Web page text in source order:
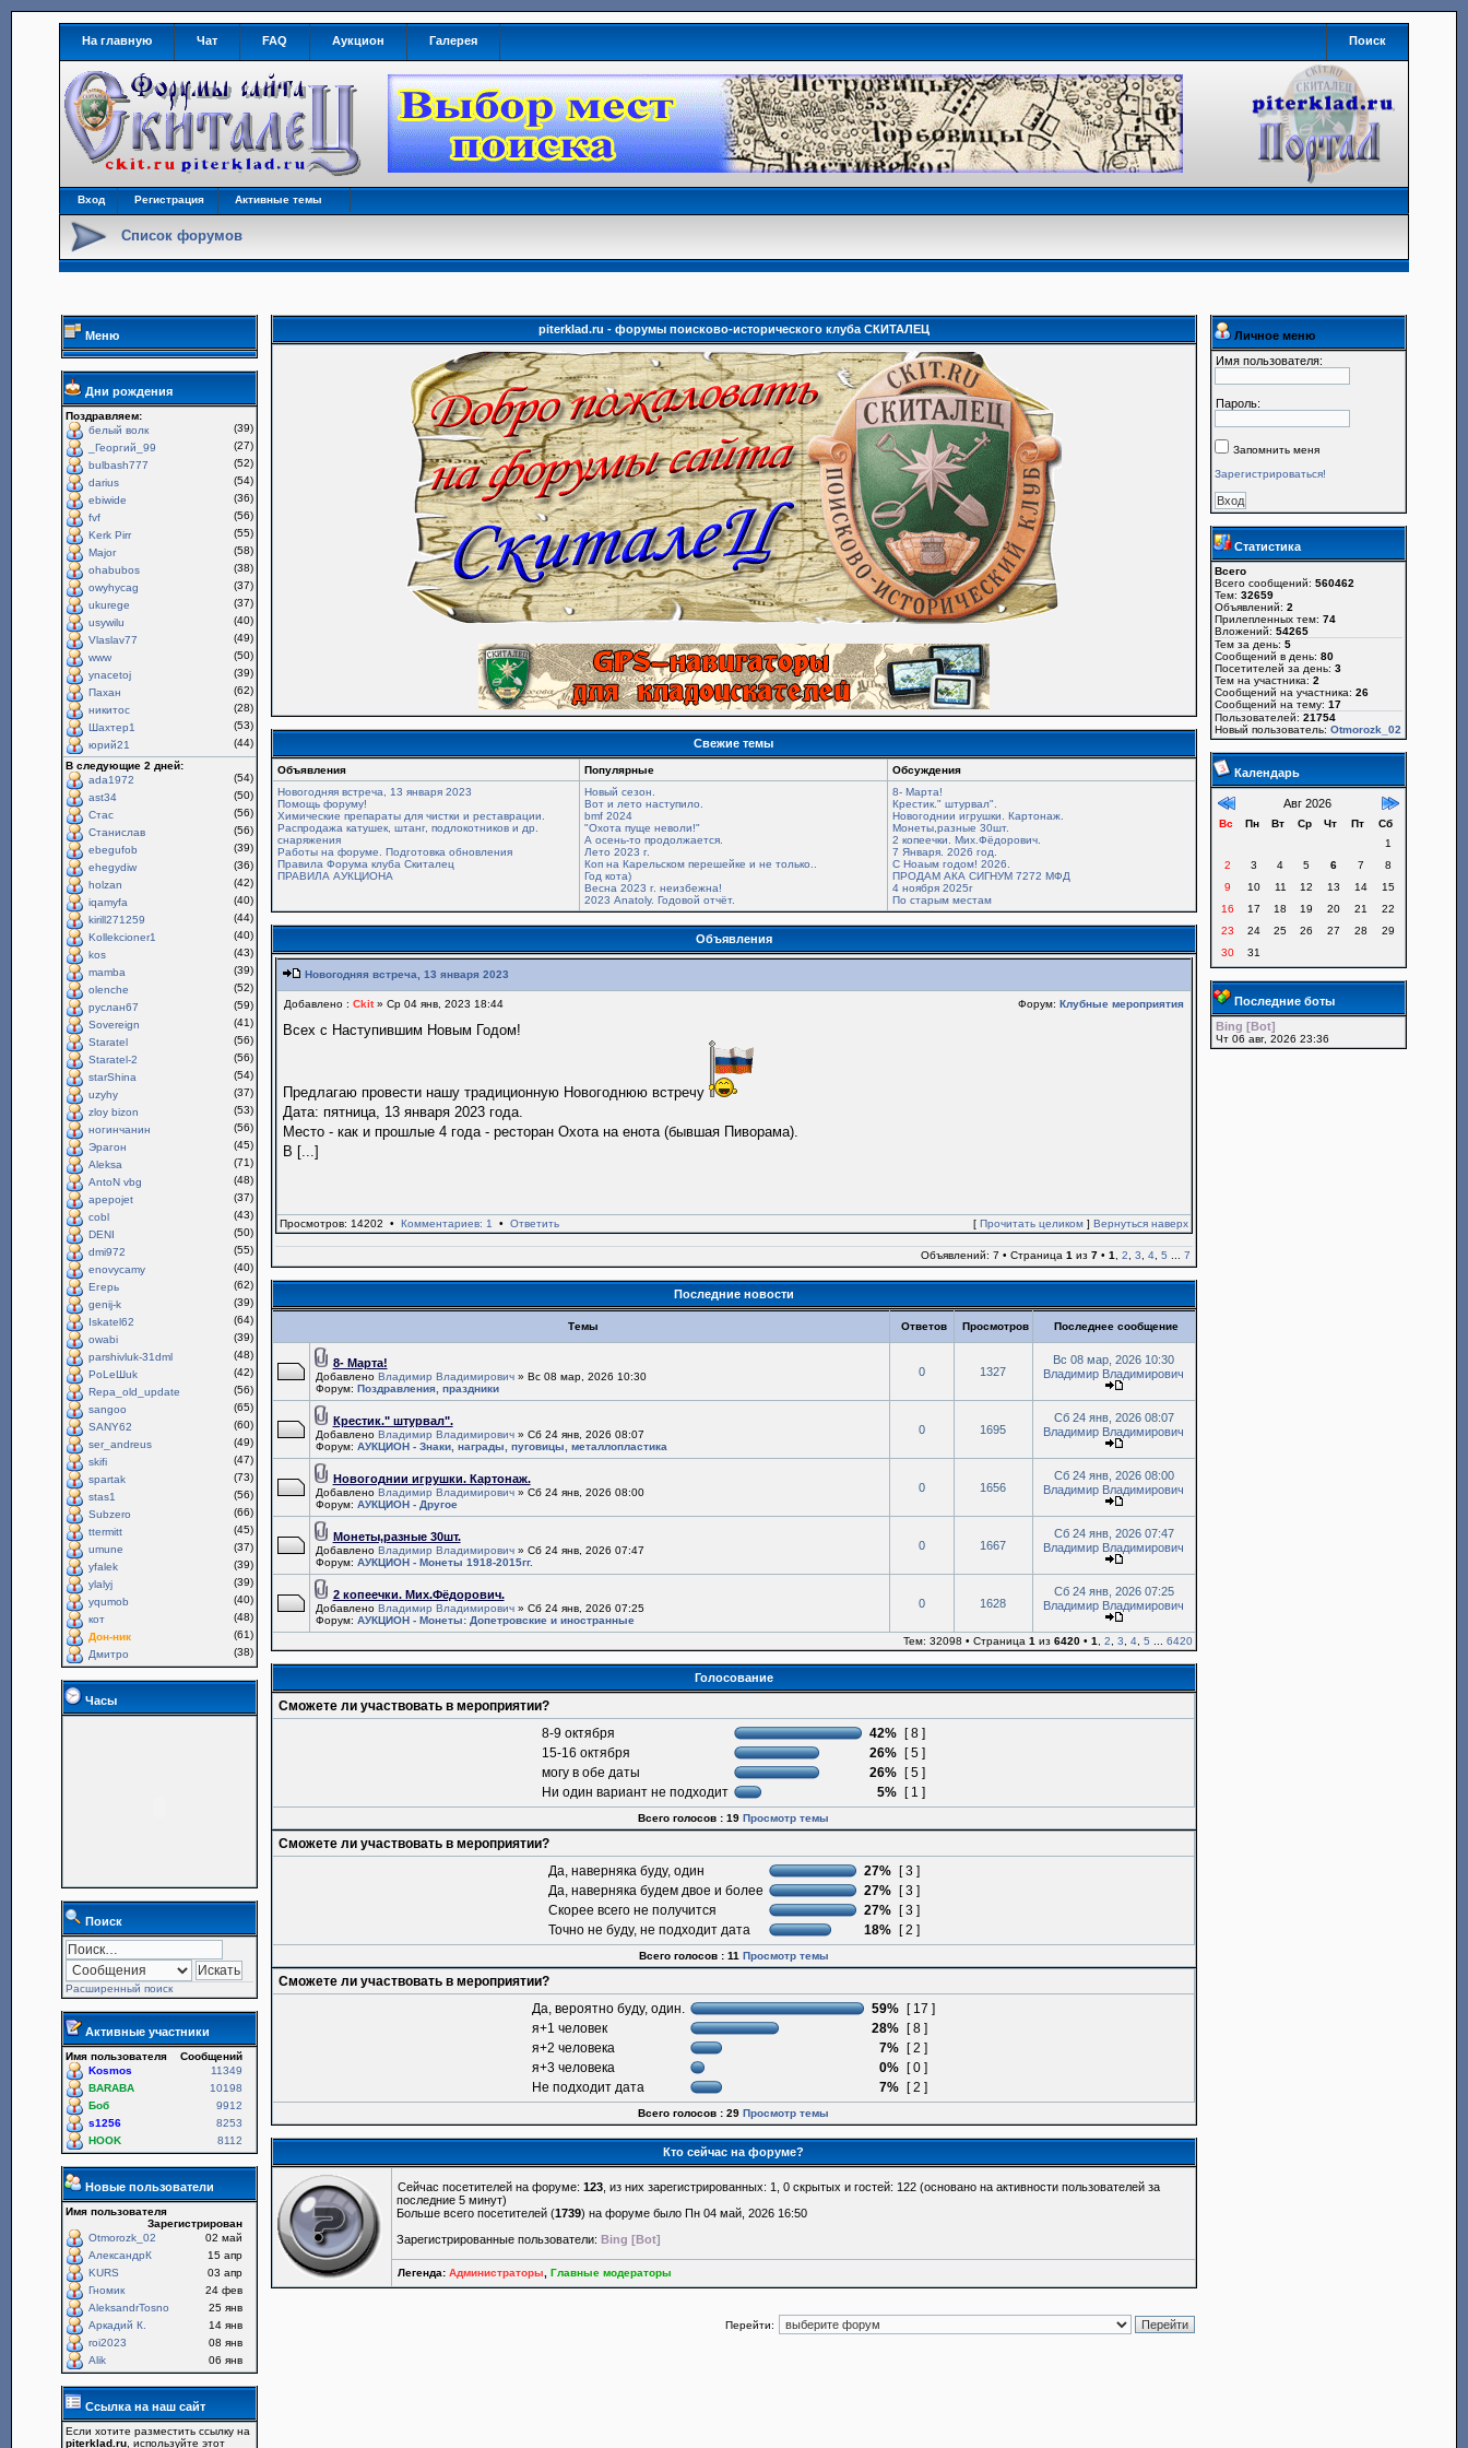
На главную Чат FAQ Аукцион Галерея Поиск
Вход Регистрация Активные темы
Список форумов
Меню
Дни рождения
Поздравляем:
белый волк
(39)
_Георгий_99
(27)
bulbash777
(52)
darius
(54)
ebiwide
(36)
fvf
(56)
Kerk Pirr
(55)
Major
(58)
ohabubos
(38)
owyhycag
(37)
ukurege
(37)
usywilu
(40)
Vlaslav77
(49)
www
(50)
ynacetoj
(39)
Пахан
(62)
никитос
(28)
Шахтер1
(53)
юрий21
(44)
В следующие 2 дней:
ada1972
(54)
ast34
(50)
Стас
(56)
Станислав
(56)
ebegufob
(39)
ehegydiw
(36)
holzan
(42)
iqamyfa
(40)
kirill271259
(44)
Kollekcioner1
(40)
kos
(43)
mamba
(39)
olenche
(52)
руслан67
(59)
Sovereign
(41)
Staratel
(56)
Staratel-2
(56)
starShina
(54)
uzyhy
(37)
zloy bizon
(53)
ногинчанин
(56)
Эрагон
(45)
Aleksa
(71)
AntoN vbg
(48)
apepojet
(37)
cobl
(43)
DENI
(50)
dmi972
(55)
enovycamy
(40)
Егерь
(62)
genij-k
(39)
Iskatel62
(64)
owabi
(39)
parshivluk-31dml
(48)
PoLeШuk
(42)
Repa_old_update
(56)
sangoo
(65)
SANY62
(60)
ser_andreus
(49)
skifi
(47)
spartak
(73)
stas1
(56)
Subzero
(66)
ttermitt
(45)
umune
(37)
yfalek
(39)
ylalyj
(39)
yqumob
(40)
кот
(48)
Дон-ник
(61)
Дмитро
(38)
Часы
Поиск
Расширенный поиск
Активные участники
Имя пользователя
Сообщений
Kosmos
11349
BARABA
10198
Боб
9912
s1256
8253
HOOK
8112
Новые пользователи
Имя пользователя
Зарегистрирован
Otmorozk_02
02 май
АлександрК
15 апр
KURS
03 апр
Гномик
24 фев
AleksandrTosno
25 янв
Аркадий К.
14 янв
roi2023
08 янв
Alik
06 янв
Ссылка на наш сайт
Если хотите разместить ссылку на
piterklad.ru, используйте этот
piterklad.ru - форумы поисково-исторического клуба СКИТАЛЕЦ
Свежие темы
Объявления Популярные
Обсуждения
Новогодняя встреча, 13 января 2023
Помощь форуму!
Химические препараты для чистки и реставрации.
Распродажа катушек, штанг, подлокотников и др.
снаряжения
Работы на форуме. Подготовка обновления
Правила Форума клуба Скиталец
ПРАВИЛА АУКЦИОНА
Новый сезон.
Вот и лето наступило.
bmf 2024
"Охота пуще неволи!"
А осень-то продолжается.
Лето 2023 г.
Коп на Карельском перешейке и не только..
Год кота)
Весна 2023 г. неизбежна!
2023 Anatoly. Годовой отчёт.
8- Марта!
Крестик." штурвал".
Новогоднии игрушки. Картонаж.
Монеты,разные 30шт.
2 копеечки. Мих.Фёдорович.
7 Января. 2026 год.
С Ноаым годом! 2026.
ПРОДАМ АКА СИГНУМ 7272 МФД
4 ноября 2025г
По старым местам
Объявления
Новогодняя встреча, 13 января 2023
Добавлено : Ckit» Ср 04 янв, 2023 18:44 Форум: Клубные мероприятия
Всех с Наступившим Новым Годом!
Предлагаю провести нашу традиционную Новогоднюю встречу
Дата: пятница, 13 января 2023 года.
Место - как и прошлые 4 года - ресторан Охота на енота (бывшая Пиворама).
В [...]
Просмотров: 14202 • Комментариев: 1 • Ответить [ Прочитать целиком] Вернуться наверх
Объявлений: 7 • Страница 1 из 7• 1 2 3 4, 5 7
Последние новости
Темы Ответов Просмотров Последнее сообщение
8- Марта!
Добавлено Владимир Владимирович» Вс 08 мар, 2026 10:30
Форум: Поздравления, праздники
0 1327
Вс 08 мар, 2026 10:30
Владимир Владимирович
Крестик." штурвал".
Добавлено Владимир Владимирович» Сб 24 янв, 2026 08:07
Форум: АУКЦИОН - Знаки, награды, пуговицы, металлопластика
0 1695
Сб 24 янв, 2026 08:07
Владимир Владимирович
Новогоднии игрушки. Картонаж.
Добавлено Владимир Владимирович» Сб 24 янв, 2026 08:00
Форум: АУКЦИОН - Другое
0 1656
Сб 24 янв, 2026 08:00
Владимир Владимирович
Монеты,разные 30шт.
Добавлено Владимир Владимирович» Сб 24 янв, 2026 07:47
Форум: АУКЦИОН - Монеты 1918-2015гг.
0 1667
Сб 24 янв, 2026 07:47
Владимир Владимирович
2 копеечки. Мих.Фёдорович.
Добавлено Владимир Владимирович» Сб 24 янв, 2026 07:25
Форум: АУКЦИОН - Монеты: Допетровские и иностранные
0 1628
Сб 24 янв, 2026 07:25
Владимир Владимирович
Тем: 32098 • Страница 1 из 6420• 1 2 3 4, 5 6420
Голосование
Сможете ли участвовать в мероприятии?
8-9 октября
42%
[ 8 ]
15-16 октября
26%
[ 5 ]
могу в обе даты
26%
[ 5 ]
Ни один вариант не подходит
5% [ 1 ]
Всего голосов : 19 Просмотр темы
Сможете ли участвовать в мероприятии?
Да, наверняка буду, один
27%
[ 3 ]
Да, наверняка будем двое и более
27%
[ 3 ]
Скорее всего не получится
27%
[ 3 ]
Точно не буду, не подходит дата
18% [ 2 ]
Всего голосов : 11 Просмотр темы
Сможете ли участвовать в мероприятии?
Да, вероятно буду, один.
59%
[ 17 ]
я+1 человек
28%
[ 8 ]
я+2 человека
7%
[ 2 ]
я+3 человека
0%
[ 0 ]
Не подходит дата
7% [ 2 ]
Всего голосов : 29 Просмотр темы
Кто сейчас на форуме?
Сейчас посетителей на форуме: 123, из них зарегистрированных: 1, 0 скрытых и гостей: 122 (основано на активности пользователей за
последние 5 минут)
Больше всего посетителей (1739) на форуме было Пн 04 май, 2026 16:50
Зарегистрированные пользователи: Bing [Bot]
Легенда: Администраторы Главные модераторы
Перейти:
Личное меню
Имя пользователя:
Пароль:
Запомнить меня
Зарегистрироваться!
Статистика
Всего
Всего сообщений: 560462
Тем: 32659
Объявлений: 2
Прилепленных тем: 74
Вложений: 54265
Тем за день: 5
Сообщений в день: 80
Посетителей за день: 3
Тем на участника: 2
Сообщений на участника: 26
Сообщений на тему: 17
Пользователей: 21754
Новый пользователь: Otmorozk_02
Календарь
Авг 2026
Вс Пн Вт Ср Чт Пт
Сб
1
2
3 4 5 6 7
8
9
10 11 12 13 14
15
16
17 18 19 20 21
22
23
24 25 26 27 28
29
30
31
Последние боты
Bing [Bot]
Чт 06 авг, 2026 23:36